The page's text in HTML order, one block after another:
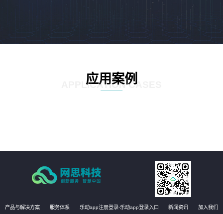
应用案例
APPLICATION CASES
产品与解决方案 服务体系 乐动app注册登录-乐动app登录入口 新闻资讯 加入我们